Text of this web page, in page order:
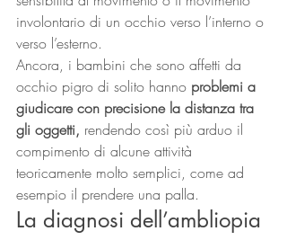
involontario di un occhio verso l’interno o
verso l’esterno.
Ancora, i bambini che sono affetti da
occhio pigro di solito hanno problemi a
giudicare con precisione la distanza tra
gli oggetti, rendendo così più arduo il
compimento di alcune attività
teoricamente molto semplici, come ad
esempio il prendere una palla.
La diagnosi dell’ambliopia